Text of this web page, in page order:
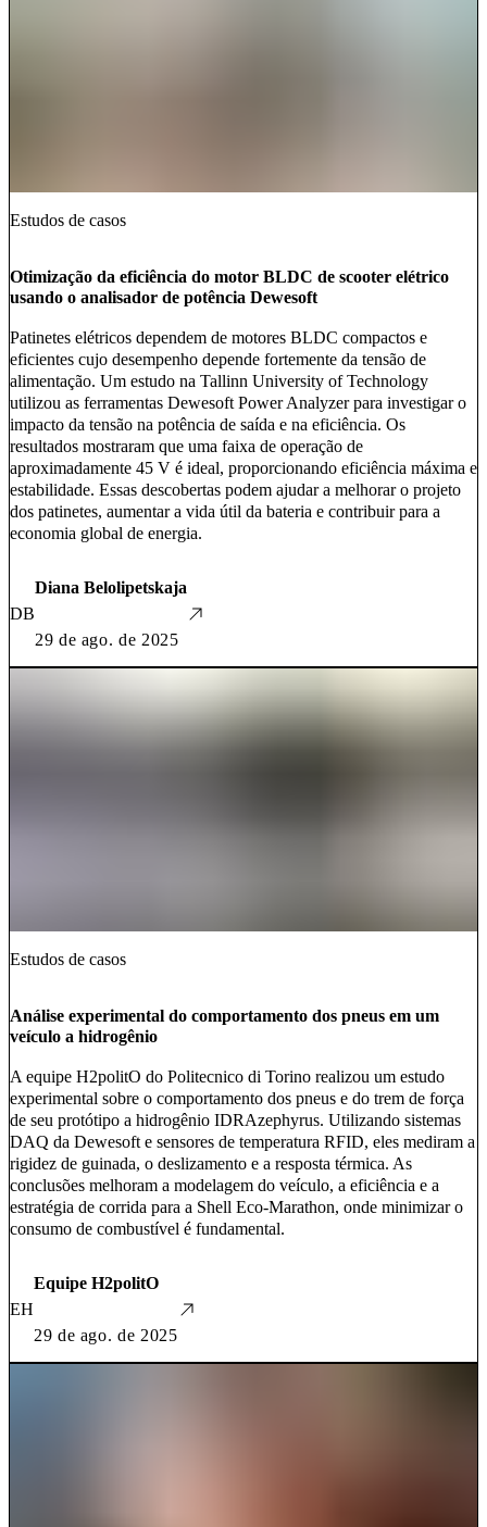
Estudos de casos
Otimização da eficiência do motor BLDC de scooter elétrico
usando o analisador de potência Dewesoft
Patinetes elétricos dependem de motores BLDC compactos e
eficientes cujo desempenho depende fortemente da tensão de
alimentação. Um estudo na Tallinn University of Technology
utilizou as ferramentas Dewesoft Power Analyzer para investigar o
impacto da tensão na potência de saída e na eficiência. Os
resultados mostraram que uma faixa de operação de
aproximadamente 45 V é ideal, proporcionando eficiência máxima e
estabilidade. Essas descobertas podem ajudar a melhorar o projeto
dos patinetes, aumentar a vida útil da bateria e contribuir para a
economia global de energia.
DB
Diana Belolipetskaja
29 de ago. de 2025
Estudos de casos
Análise experimental do comportamento dos pneus em um
veículo a hidrogênio
A equipe H2politO do Politecnico di Torino realizou um estudo
experimental sobre o comportamento dos pneus e do trem de força
de seu protótipo a hidrogênio IDRAzephyrus. Utilizando sistemas
DAQ da Dewesoft e sensores de temperatura RFID, eles mediram a
rigidez de guinada, o deslizamento e a resposta térmica. As
conclusões melhoram a modelagem do veículo, a eficiência e a
estratégia de corrida para a Shell Eco-Marathon, onde minimizar o
consumo de combustível é fundamental.
EH
Equipe H2politO
29 de ago. de 2025